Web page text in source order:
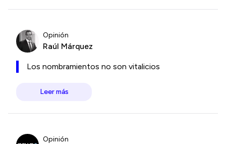
Opinión
Raúl Márquez
Los nombramientos no son vitalicios
Leer más
Opinión